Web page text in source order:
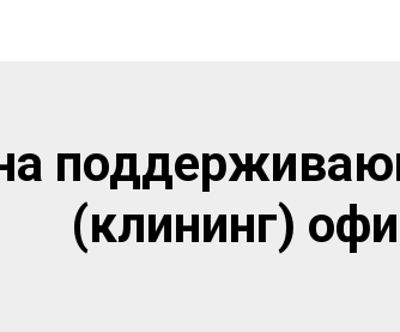
(клининг)